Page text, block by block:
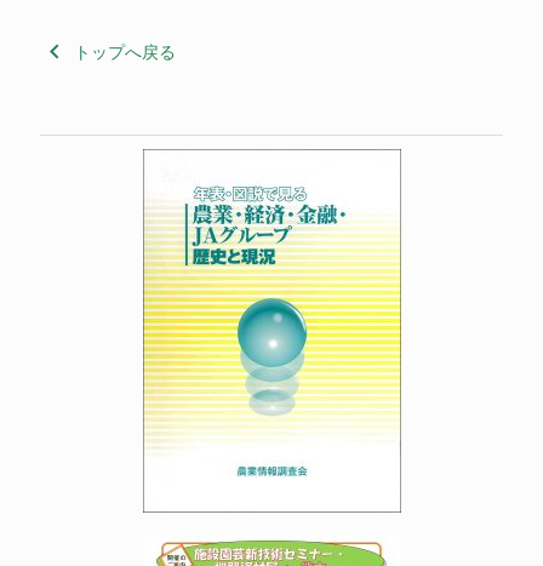
keyboard_arrow_left トップへ戻る